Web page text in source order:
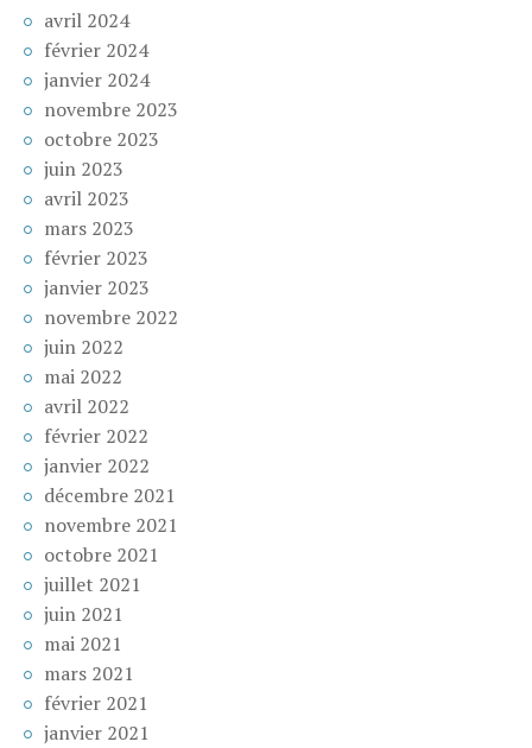
avril 2024
février 2024
janvier 2024
novembre 2023
octobre 2023
juin 2023
avril 2023
mars 2023
février 2023
janvier 2023
novembre 2022
juin 2022
mai 2022
avril 2022
février 2022
janvier 2022
décembre 2021
novembre 2021
octobre 2021
juillet 2021
juin 2021
mai 2021
mars 2021
février 2021
janvier 2021